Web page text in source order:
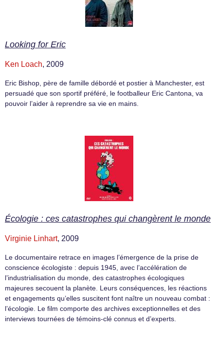
Looking for Eric
Ken Loach, 2009
Eric Bishop, père de famille débordé et postier à Manchester, est
persuadé que son sportif préféré, le footballeur Eric Cantona, va
pouvoir l’aider à reprendre sa vie en mains.
Écologie : ces catastrophes qui changèrent le monde
Virginie Linhart, 2009
Le documentaire retrace en images l’émergence de la prise de
conscience écologiste : depuis 1945, avec l’accélération de
l’industrialisation du monde, des catastrophes écologiques
majeures secouent la planète. Leurs conséquences, les réactions
et engagements qu’elles suscitent font naître un nouveau combat :
l’écologie. Le film comporte des archives exceptionnelles et des
interviews tournées de témoins-clé connus et d’experts.